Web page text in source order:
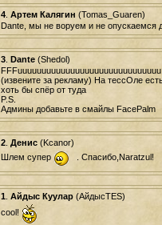
4. Артем Калягин (Tomas_Guaren)
Dante, мы не воруем и не опускаемся
3. Dante(Shedol)
FFFuuuuuuuuuuuuuuuuuuuuuuuuuuuuuu
(извените за рекламу) На тессОле
хоть бы спёр от туда
P.S.
Админы добавьте в смайлы FacePalm
2. Денис(Kcanor)
Шлем супер
. Cпасибо,Naratzul!
1. Айдыс Куулар(АйдысTES)
cool!